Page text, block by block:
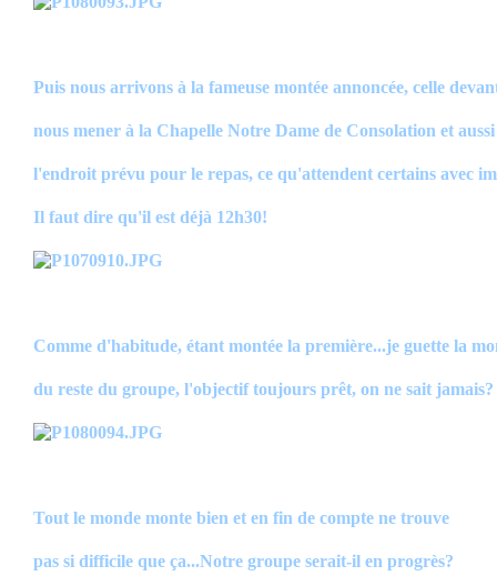
Puis nous arrivons à la fameuse montée annoncée, celle
nous mener à la Chapelle Notre Dame de Consolation et
l'endroit prévu pour le repas, ce qu'attendent certains avec
Il faut dire qu'il est déjà 12h30!
Comme d'habitude, étant montée la première...je guette la
du reste du groupe, l'objectif toujours prêt, on ne sait jamais?
Tout le monde monte bien et en fin de compte ne trouve
pas si difficile que ça...Notre groupe serait-il en progrès?